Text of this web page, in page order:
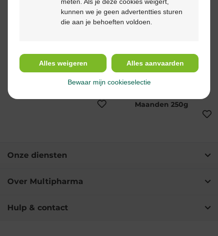
Nestle baby cereals
NESTLÉ Baby Cereals 5
Maanden 250g
Onze diensten
Over Multipharma
Hulp & contact
kunnen we je geen advertentties sturen
die aan je behoeften voldoen.
Alles weigeren Alles aanvaarden
Bewaar mijn cookieselectie